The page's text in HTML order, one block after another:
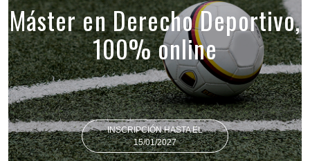
Máster en Derecho Deportivo,
100% online
INSCRIPCIÓN HASTA EL
15/01/2027